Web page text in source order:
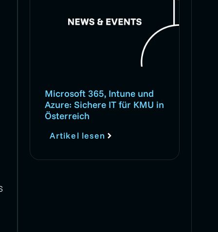
Microsoft 365, Intune und
Azure: Sichere IT für KMU in
Österreich
Artikel lesen